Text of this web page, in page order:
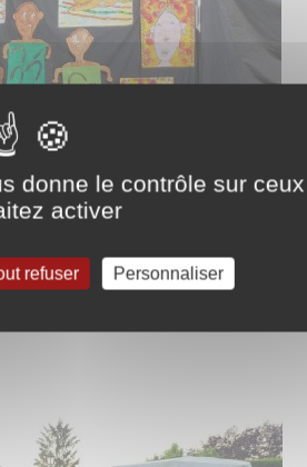
donne le contrôle sur
activer
refuser Personnaliser